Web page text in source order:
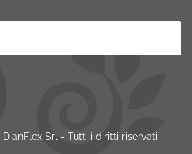
Srl - Tutti i diritti riservati